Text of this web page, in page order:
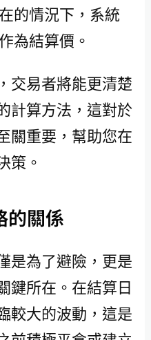
的情況下，系統
為結算價。
交易者將能更清楚
計算方法，這對於
關重要，幫助您在
策。
的關係
是為了避險，更是
鍵所在。在結算日
較大的波動，這是